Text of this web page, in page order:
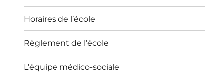
Horaires de l’école
Règlement de l’école
L’équipe médico-sociale